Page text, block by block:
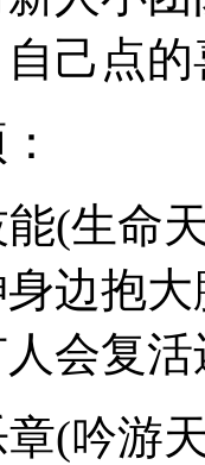
己点
生命天
边抱
会复
吟游天